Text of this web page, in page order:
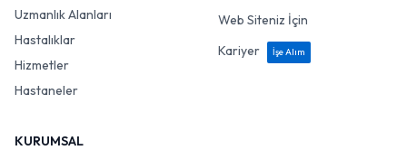
Uzmanlık Alanları
Hastalıklar
Hizmetler
Hastaneler
Web Siteniz İçin
Kariyer
İşe Alım
KURUMSAL